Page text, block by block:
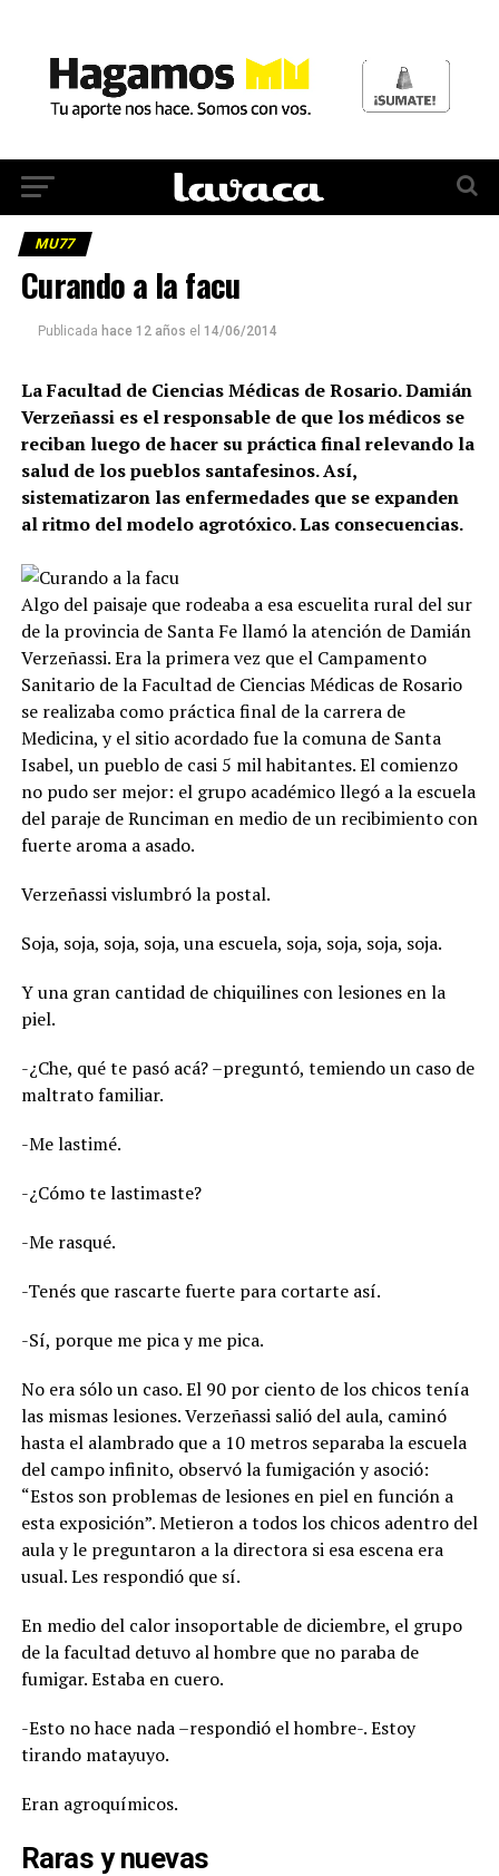
MU77
Curando a la facu
Publicada hace 12 años el 14/06/2014
La Facultad de Ciencias Médicas de Rosario. Damián
Verzeñassi es el responsable de que los médicos se
reciban luego de hacer su práctica final relevando la
salud de los pueblos santafesinos. Así,
sistematizaron las enfermedades que se expanden
al ritmo del modelo agrotóxico. Las consecuencias.
Algo del paisaje que rodeaba a esa escuelita rural del sur
de la provincia de Santa Fe llamó la atención de Damián
Verzeñassi. Era la primera vez que el Campamento
Sanitario de la Facultad de Ciencias Médicas de Rosario
se realizaba como práctica final de la carrera de
Medicina, y el sitio acordado fue la comuna de Santa
Isabel, un pueblo de casi 5 mil habitantes. El comienzo
no pudo ser mejor: el grupo académico llegó a la escuela
del paraje de Runciman en medio de un recibimiento con
fuerte aroma a asado.
Verzeñassi vislumbró la postal.
Soja, soja, soja, soja, una escuela, soja, soja, soja, soja.
Y una gran cantidad de chiquilines con lesiones en la
piel.
-¿Che, qué te pasó acá? –preguntó, temiendo un caso de
maltrato familiar.
-Me lastimé.
-¿Cómo te lastimaste?
-Me rasqué.
-Tenés que rascarte fuerte para cortarte así.
-Sí, porque me pica y me pica.
No era sólo un caso. El 90 por ciento de los chicos tenía
las mismas lesiones. Verzeñassi salió del aula, caminó
hasta el alambrado que a 10 metros separaba la escuela
del campo infinito, observó la fumigación y asoció:
“Estos son problemas de lesiones en piel en función a
esta exposición”. Metieron a todos los chicos adentro del
aula y le preguntaron a la directora si esa escena era
usual. Les respondió que sí.
En medio del calor insoportable de diciembre, el grupo
de la facultad detuvo al hombre que no paraba de
fumigar. Estaba en cuero.
-Esto no hace nada –respondió el hombre-. Estoy
tirando matayuyo.
Eran agroquímicos.
Raras y nuevas